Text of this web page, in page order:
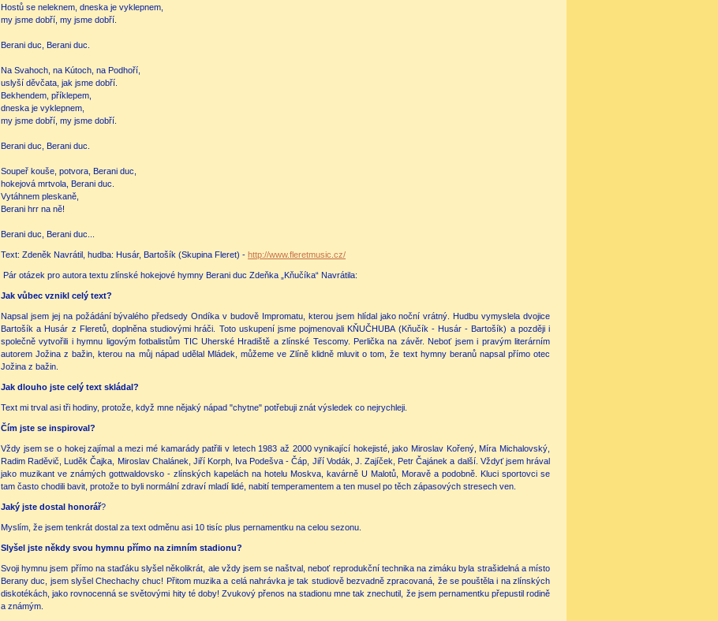
Hostů se neleknem, dneska je vyklepnem,
my jsme dobří, my jsme dobří.
Berani duc, Berani duc.
Na Svahoch, na Kútoch, na Podhoří,
uslyší děvčata, jak jsme dobří.
Bekhendem, příklepem,
dneska je vyklepnem,
my jsme dobří, my jsme dobří.
Berani duc, Berani duc.
Soupeř kouše, potvora, Berani duc,
hokejová mrtvola, Berani duc.
Vytáhnem pleskaně,
Berani hrr na ně!
Berani duc, Berani duc...
Text: Zdeněk Navrátil, hudba: Husár, Bartošík (Skupina Fleret) - http://www.fleretmusic.cz/
Pár otázek pro autora textu zlínské hokejové hymny Berani duc Zdeňka „Kňučíka“ Navrátila:
Jak vůbec vznikl celý text?
Napsal jsem jej na požádání bývalého předsedy Ondíka v budově Impromatu, kterou jsem hlídal jako noční vrátný. Hudbu vymyslela dvojice
Bartošík a Husár z Fleretů, doplněna studiovými hráči. Toto uskupení jsme pojmenovali KŇUČHUBA (Kňučík - Husár - Bartošík) a později i
společně vytvořili i hymnu ligovým fotbalistům TIC Uherské Hradiště a zlínské Tescomy. Perlička na závěr. Neboť jsem i pravým literárním
autorem Jožina z bažin, kterou na můj nápad udělal Mládek, můžeme ve Zlíně klidně mluvit o tom, že text hymny beranů napsal přímo otec
Jožina z bažin.
Jak dlouho jste celý text skládal?
Text mi trval asi tři hodiny, protože, když mne nějaký nápad "chytne" potřebuji znát výsledek co nejrychleji.
Čím jste se inspiroval?
Vždy jsem se o hokej zajímal a mezi mé kamarády patřili v letech 1983 až 2000 vynikající hokejisté, jako Miroslav Kořený, Míra Michalovský,
Radim Raděvič, Luděk Čajka, Miroslav Chalánek, Jiří Korph, Iva Podešva - Čáp, Jiří Vodák, J. Zajíček, Petr Čajánek a další. Vždyť jsem hrával
jako muzikant ve známých gottwaldovsko - zlínských kapelách na hotelu Moskva, kavárně U Malotů, Moravě a podobně. Kluci sportovci se
tam často chodili bavit, protože to byli normální zdraví mladí lidé, nabití temperamentem a ten musel po těch zápasových stresech ven.
Jaký jste dostal honorář?
Myslím, že jsem tenkrát dostal za text odměnu asi 10 tisíc plus pernamentku na celou sezonu.
Slyšel jste někdy svou hymnu přímo na zimním stadionu?
Svoji hymnu jsem přímo na staďáku slyšel několikrát, ale vždy jsem se naštval, neboť reprodukční technika na zimáku byla strašidelná a místo
Berany duc, jsem slyšel Chechachy chuc! Přitom muzika a celá nahrávka je tak studiově bezvadně zpracovaná, že se pouštěla i na zlínských
diskotékách, jako rovnocenná se světovými hity té doby! Zvukový přenos na stadionu mne tak znechutil, že jsem pernamentku přepustil rodině
a známým.